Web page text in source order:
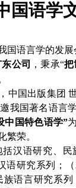
国语学
国语言学的发展
公司 ，秉承“把
中国出版集团
我国著名语言
中国特色语学”
繁荣。
括汉语研究、
语研究系列；
语言研究系